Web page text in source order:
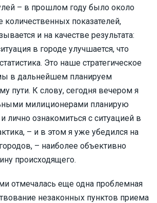
– в прошлом году было около
количественных показателей,
и на качестве результата:
в городе улучшается, что
Это наше стратегическое
в дальнейшем планируем
пути. К слову, сегодня вечером я
милиционерами планирую
лично ознакомиться с ситуацией в
– и в этом я уже убедился на
– наиболее объективно
происходящего.
отмечалась еще одна проблемная
незаконных пунктов приема